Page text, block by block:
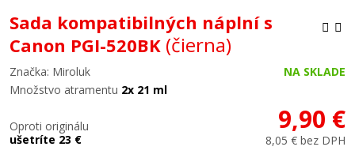
Sada kompatibilných náplní s
Canon PGI-520BK (čierna)
Značka: Miroluk
NA SKLADE
Množstvo atramentu 2x 21 ml
Oproti originálu
ušetríte 23 €
9,90 €
8,05 € bez DPH